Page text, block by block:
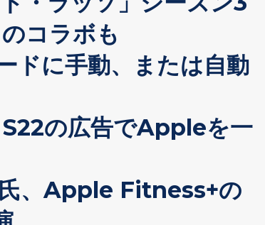
コラボも
ドに手動、または自動
の広告でAppleを一
、Apple Fitness+の